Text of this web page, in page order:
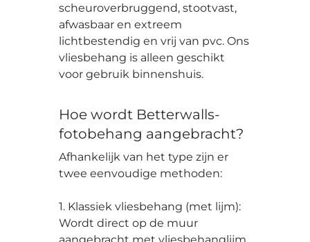
scheuroverbruggend, stootvast,
afwasbaar en extreem
lichtbestendig en vrij van pvc. Ons
vliesbehang is alleen geschikt
voor gebruik binnenshuis.
Hoe wordt Betterwalls-
fotobehang aangebracht?
Afhankelijk van het type zijn er
twee eenvoudige methoden:
1. Klassiek vliesbehang (met lijm):
Wordt direct op de muur